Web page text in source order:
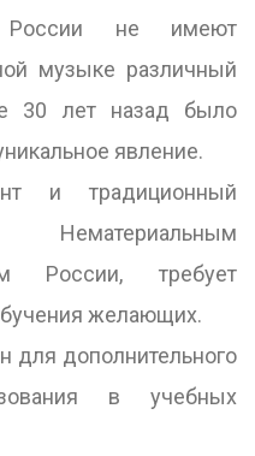
России не имеют
музыке различный
30 лет назад было
явление.
и традиционный
Нематериальным
России, требует
желающих.
для дополнительного
в учебных